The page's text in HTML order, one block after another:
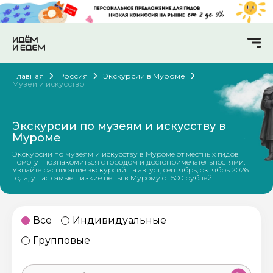
Главная Россия
Экскурсии в Муроме
Музеи и искусство
Экскурсии по музеям и искусству в
Муроме
Экскурсии по музеям и искусству в Муроме от местных гидов
помогут познакомиться с городом и достопримечательностями.
Узнайте расписание экскурсий на август, сентябрь, октябрь 2026
года, у нас самые низкие цены в Мурому от 500 рублей.
Все
Индивидуальные
Групповые